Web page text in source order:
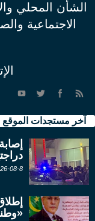
الشأن المحلي
الاجتماعية
آخر مستجدات الموقع
2026-08-8